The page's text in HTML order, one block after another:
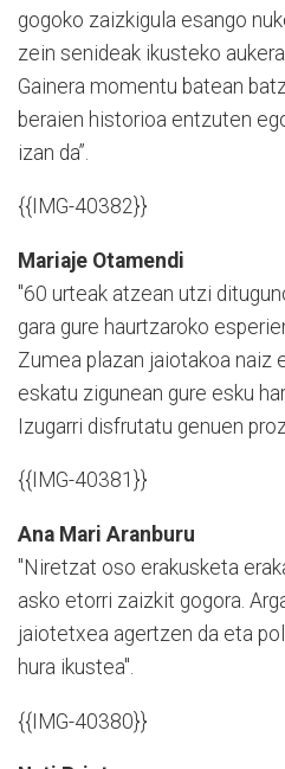
gogoko zaizkigula esango
zein senideak ikusteko
Gainera momentu batean
beraien historioa entzuten
izan da”.
{{IMG-40382}}
Mariaje Otamendi
"60 urteak atzean utzi
gara gure haurtzaroko
Zumea plazan jaiotakoa naiz
eskatu zigunean gure esku
Izugarri disfrutatu genuen
{{IMG-40381}}
Ana Mari Aranburu
"Niretzat oso erakusketa
asko etorri zaizkit gogora.
jaiotetxea agertzen da eta
hura ikustea".
{{IMG-40380}}